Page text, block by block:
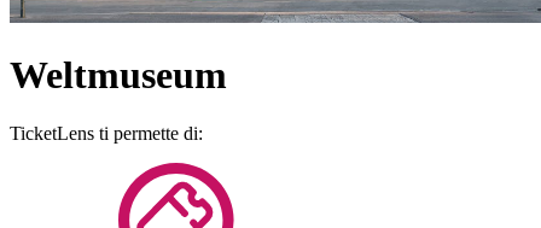
Weltmuseum
TicketLens ti permette di: